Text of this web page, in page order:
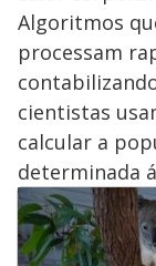
Algoritmos
processam
cientistas
calcular a
determinada